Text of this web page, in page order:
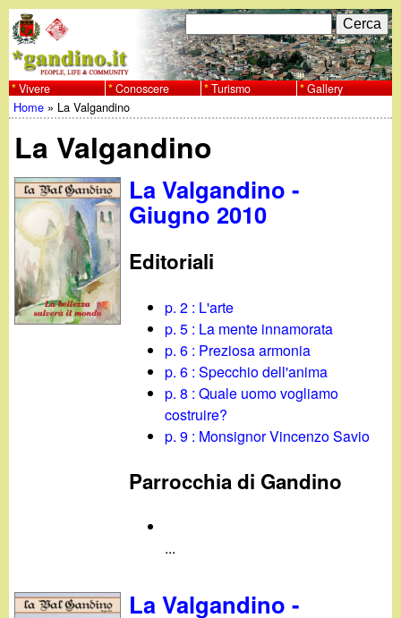
al
contenuto
principale
w
w
w
.
g
a
F
o
r
m
d
i
r
c
e
r
c
C
e
r
c
Vivere Conoscere Turismo Gallery
Tu
sei
qui
Home » La Valgandino
La Valgandino
La Valgandino -
Giugno 2010
Editoriali
p. 2 : L'arte
p. 5 : La mente innamorata
p. 6 : Preziosa armonia
p. 6 : Specchio dell'anima
p. 8 : Quale uomo vogliamo
costruire?
p. 9 : Monsignor Vincenzo Savio
Parrocchia di Gandino
...
La Valgandino -